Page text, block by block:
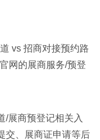
vs 招商对接预约路
网的展商服务/预登
/展商预登记相关入
交、展商证申请等后